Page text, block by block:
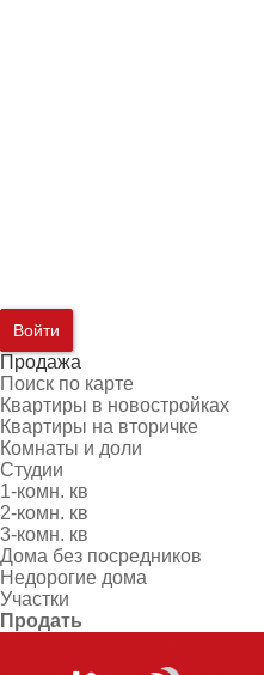
Войти
Продажа
Поиск по карте
Квартиры в новостройках
Квартиры на вторичке
Комнаты и доли
Студии
1-комн. кв
2-комн. кв
3-комн. кв
Дома без посредников
Недорогие дома
Участки
Продать